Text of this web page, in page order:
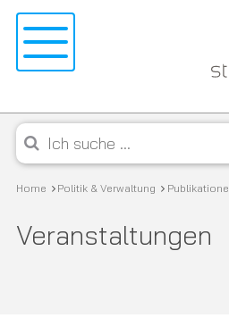
Navigieren in St.
Schnellnavigation
Suchbegriff
Suche starten
Mobile Navigation
Menu
Breadcrumb
Home Politik & Verwaltung
Veranstaltungen